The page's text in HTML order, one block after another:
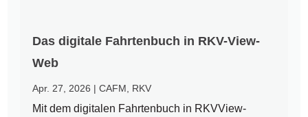
Das digitale Fahrtenbuch in RKV-View-
Web
Apr. 27, 2026 |CAFM RKV
Mit dem digitalen Fahrtenbuch in RKVView-